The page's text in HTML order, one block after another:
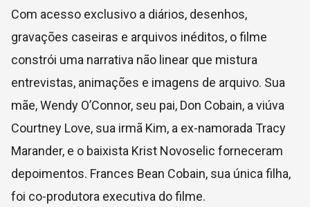
Com acesso exclusivo a diários, desenhos,
gravações caseiras e arquivos inéditos, o filme
constrói uma narrativa não linear que mistura
entrevistas, animações e imagens de arquivo. Sua
mãe, Wendy O’Connor, seu pai, Don Cobain, a viúva
Courtney Love, sua irmã Kim, a ex-namorada Tracy
Marander, e o baixista Krist Novoselic forneceram
depoimentos. Frances Bean Cobain, sua única filha,
foi co-produtora executiva do filme.